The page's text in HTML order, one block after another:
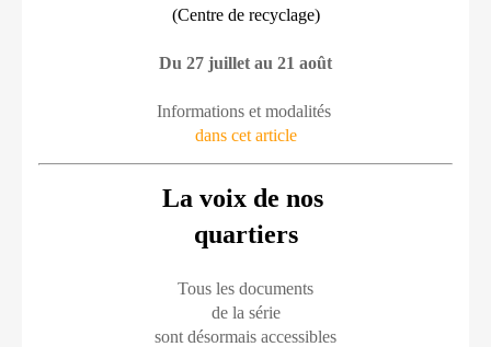
(Centre de recyclage)
Du 27 juillet au 21 août
Informations et modalités
dans cet article
La voix de nos
quartiers
Tous les documents
de la série
sont désormais accessibles